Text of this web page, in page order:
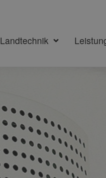
Landtechnik